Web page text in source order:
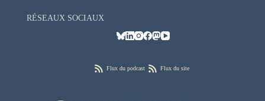
RÉSEAUX SOCIAUX
Flux du podcast Flux du site